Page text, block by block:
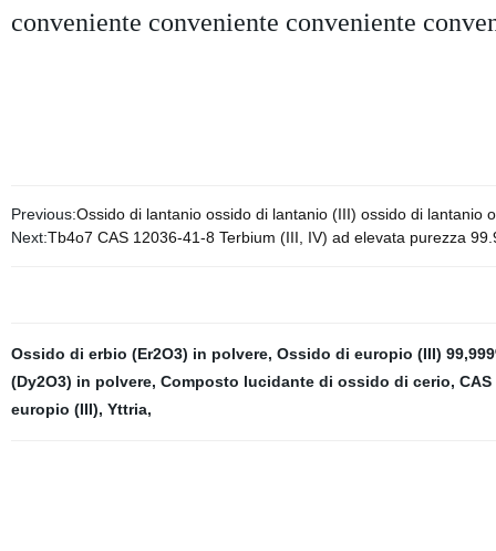
conveniente conveniente conveniente
Previous:Ossido di lantanio ossido di lantanio (III) ossido di lantanio
Next:Tb4o7 CAS 12036-41-8 Terbium (III, IV) ad elevata purezza
Ossido di erbio (Er2O3) in polvere, Ossido di europio (III)
(Dy2O3) in polvere, Composto lucidante di ossido di cerio, CAS
europio (III), Yttria,